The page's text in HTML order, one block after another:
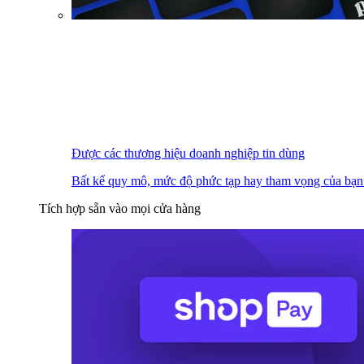
Được các thương hiệu doanh nghiệp tin dùng
Bất kể quy mô, mức độ phức tạp hay tham vọng của
Tích hợp sẵn vào mọi cửa hàng